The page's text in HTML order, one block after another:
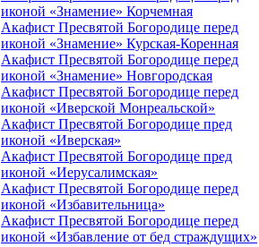
иконой «Знамение» Корчемная
Акафист Пресвятой Богородице перед
иконой «Знамение» Курская-Коренная
Акафист Пресвятой Богородице перед
иконой «Знамение» Новгородская
Акафист Пресвятой Богородице перед
иконой «Иверской Монреальской»
Акафист Пресвятой Богородице пред
иконой «Иверская»
Акафист Пресвятой Богородице пред
иконой «Иерусалимская»
Акафист Пресвятой Богородице перед
иконой «Избавительница»
Акафист Пресвятой Богородице перед
иконой «Избавление от бед страждущих»